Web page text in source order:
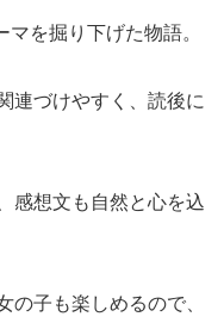
マを掘り下げた物語。
連づけやすく、読後に
感想文も自然と心を込
の子も楽しめるので、